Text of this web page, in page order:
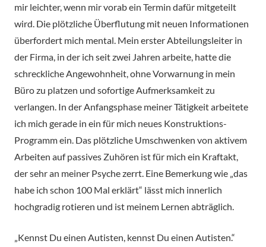
mir leichter, wenn mir vorab ein Termin dafür mitgeteilt
wird. Die plötzliche Überflutung mit neuen Informationen
überfordert mich mental. Mein erster Abteilungsleiter in
der Firma, in der ich seit zwei Jahren arbeite, hatte die
schreckliche Angewohnheit, ohne Vorwarnung in mein
Büro zu platzen und sofortige Aufmerksamkeit zu
verlangen. In der Anfangsphase meiner Tätigkeit arbeitete
ich mich gerade in ein für mich neues Konstruktions-
Programm ein. Das plötzliche Umschwenken von aktivem
Arbeiten auf passives Zuhören ist für mich ein Kraftakt,
der sehr an meiner Psyche zerrt. Eine Bemerkung wie „das
habe ich schon 100 Mal erklärt“ lässt mich innerlich
hochgradig rotieren und ist meinem Lernen abträglich.
„Kennst Du einen Autisten, kennst Du einen Autisten.“